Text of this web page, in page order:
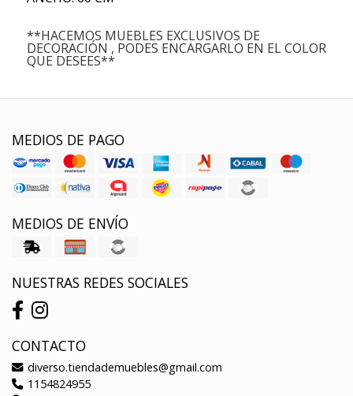
**HACEMOS MUEBLES EXCLUSIVOS DE
DECORACIÓN , PODES ENCARGARLO EN EL COLOR
QUE DESEES**
MEDIOS DE PAGO
MEDIOS DE ENVÍO
NUESTRAS REDES SOCIALES
CONTACTO
diverso.tiendademuebles@gmail.com
1154824955